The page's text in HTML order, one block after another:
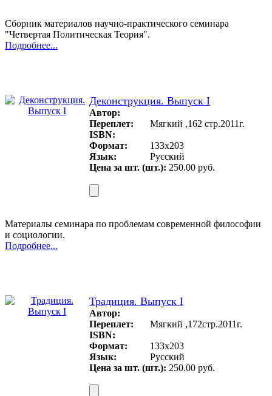
Сборник материалов научно-практического семинара
"Четвертая Политическая Теория".
Подробнее...
Деконструкция. Выпуск I
Автор:
Переплет:
Мягкий ,162 стр.2011г.
ISBN:
Формат:
133x203
Язык:
Русский
Цена за шт. (шт.): 250.00 руб.
Материалы семинара по проблемам современной философии
и социологии.
Подробнее...
Традиция. Выпуск I
Автор:
Переплет:
Мягкий ,172стр.2011г.
ISBN:
Формат:
133x203
Язык:
Русский
Цена за шт. (шт.): 250.00 руб.